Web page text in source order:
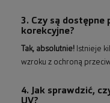
3. Czy są dostępne
korekcyjne?
Tak, absolutnie! Istnieje
wzroku z ochroną
4. Jak sprawdzić,